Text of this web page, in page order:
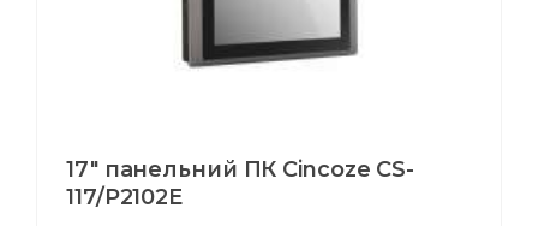
17" панельний ПК Cincoze CS-
117/P2102E